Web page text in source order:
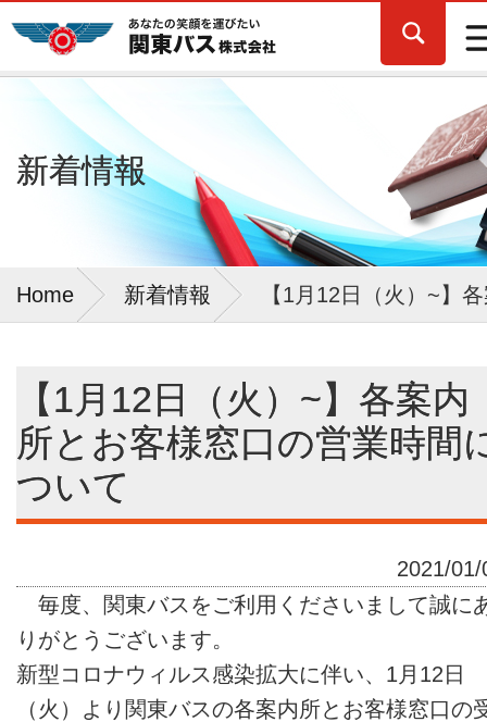
新着情報
Home 新着情報 【1月12日（火）~】
【1月12日（火）~】各案内
所とお客様窓口の営業時間
ついて
2021/01/
毎度、関東バスをご利用くださいまして誠に
りがとうございます。
新型コロナウィルス感染拡大に伴い、1月12日
（火）より関東バスの各案内所とお客様窓口の